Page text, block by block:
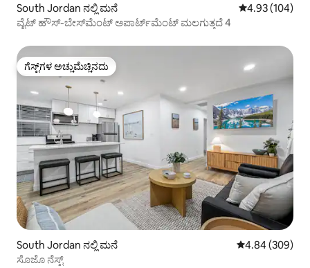
South Jordan ನಲ್ಲಿ ಮನೆ 5 ರಲ್ಲಿ 4.93
4.93 (104)
ವೈಟ್ ಹೌಸ್-ಬೇಸ್‌ಮೆಂಟ್ ಅಪಾರ್ಟ್‌ಮೆಂಟ್ ಮಲಗುತ್ತದೆ 4
ಗೆಸ್ಟ್‌ಗಳ ಅಚ್ಚುಮೆಚ್ಚಿನದು
ಗೆಸ್ಟ್‌ಗಳ ಅಚ್ಚುಮೆಚ್ಚಿನದು
South Jordan ನಲ್ಲಿ ಮನೆ 5 ರಲ್ಲಿ 4.84
4.84 (309)
ಸೊಜೊ ನೆಸ್ಟ್